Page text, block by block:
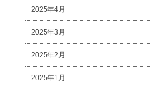
2025年4月
2025年3月
2025年2月
2025年1月